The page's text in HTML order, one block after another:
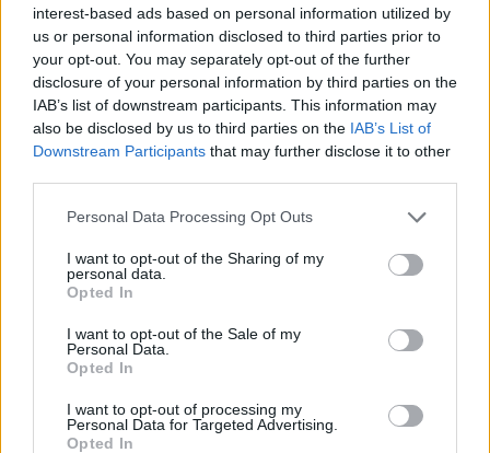
interest-based ads based on personal information utilized by
us or personal information disclosed to third parties prior to
your opt-out. You may separately opt-out of the further
disclosure of your personal information by third parties on the
IAB’s list of downstream participants. This information may
also be disclosed by us to third parties on the IAB’s List of
Downstream Participants that may further disclose it to other
Personal Data Processing Opt Outs
I want to opt-out of the Sharing of my
personal data.
Opted In
I want to opt-out of the Sale of my
Personal Data.
Opted In
I want to opt-out of processing my
Personal Data for Targeted Advertising.
Opted In
Sustainable World 2026Szeptember 8-án jön az év egyik
legjelentősebb üzleti fenntarthatósági találkozója, a
Portfolio Sustainable World 2026. A szektorsemleges
konferencia a zöld gazdasággal kapcsolatos
aktualitásokkal, a legégetőbb beavatkozási gyakorlatokkal
foglalkozik, de emellett helyszíne a Green Awards
díjátadónak is. Részletek a linken.Információ és
KEDVES OLVASÓNK!
tartozik, melynek olvasása előfizetéses
regisztrációhoz kötött.
Az előfizetés a következőket tartalmazza:
Portfolio.hu teljes cikkarchívum